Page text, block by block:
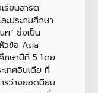
รียนสาธิต
ะประถมศึกษา
ซึ่งเป็น
วข้อ Asia
กษาปีที่ 5 โดย
เทศอินเดีย ที่
รว่างยอดนิยม